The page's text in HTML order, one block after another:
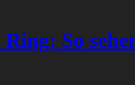
So